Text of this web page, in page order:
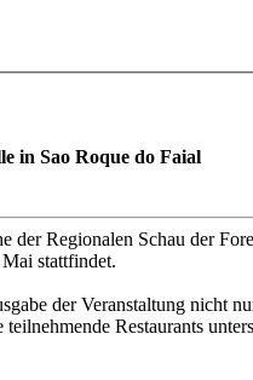
in Sao Roque do Faial
Regionalen Schau der
stattfindet.
der Veranstaltung nicht
Restaurants